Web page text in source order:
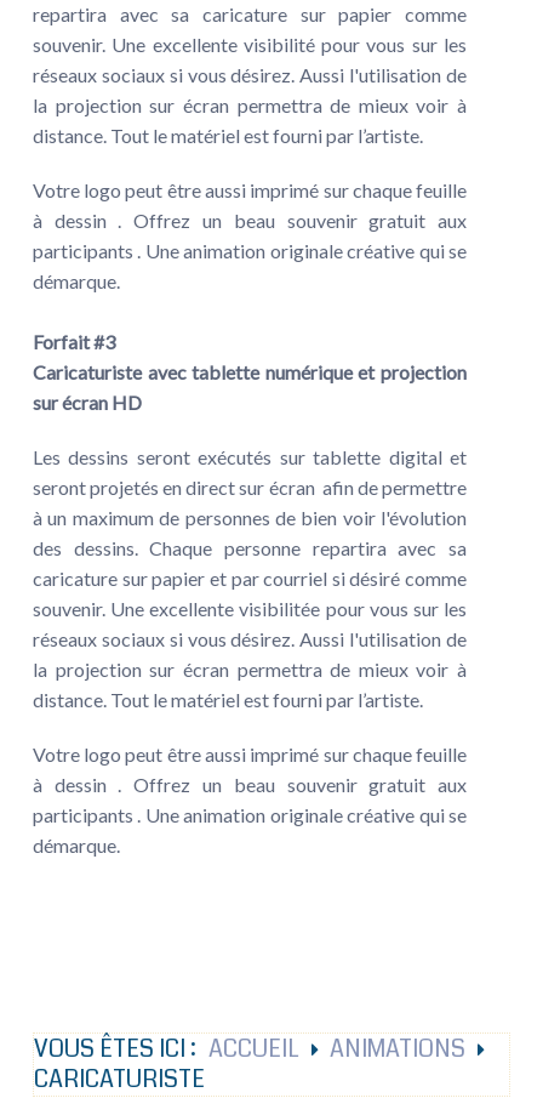
repartira avec sa caricature sur papier comme
souvenir. Une excellente visibilité pour vous sur les
réseaux sociaux si vous désirez. Aussi l'utilisation de
la projection sur écran permettra de mieux voir à
distance. Tout le matériel est fourni par l’artiste.
Votre logo peut être aussi imprimé sur chaque feuille
à dessin . Offrez un beau souvenir gratuit aux
participants . Une animation originale créative qui se
démarque.
Forfait #3
Caricaturiste avec tablette numérique et projection
sur écran HD
Les dessins seront exécutés sur tablette digital et
seront projetés en direct sur écran afin de permettre
à un maximum de personnes de bien voir l'évolution
des dessins. Chaque personne repartira avec sa
caricature sur papier et par courriel si désiré comme
souvenir. Une excellente visibilitée pour vous sur les
réseaux sociaux si vous désirez. Aussi l'utilisation de
la projection sur écran permettra de mieux voir à
distance. Tout le matériel est fourni par l’artiste.
Votre logo peut être aussi imprimé sur chaque feuille
à dessin . Offrez un beau souvenir gratuit aux
participants . Une animation originale créative qui se
démarque.
VOUS ÊTES ICI : ACCUEIL
ANIMATIONS
CARICATURISTE